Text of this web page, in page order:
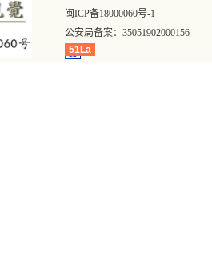
闽ICP备18000060号-1
公安局备案： 35051902000156
51La